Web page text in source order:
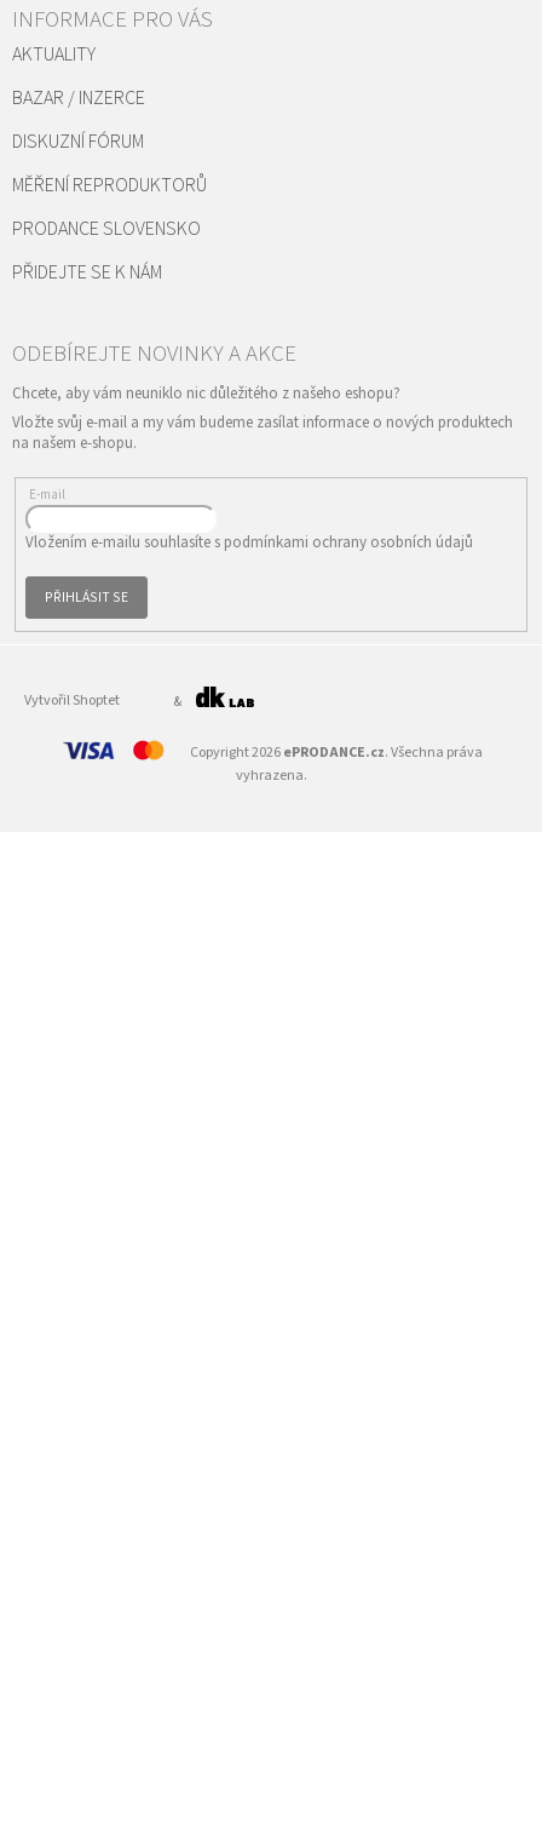
INFORMACE PRO VÁS
AKTUALITY
BAZAR / INZERCE
DISKUZNÍ FÓRUM
MĚŘENÍ REPRODUKTORŮ
PRODANCE SLOVENSKO
PŘIDEJTE SE K NÁM
Vložte svůj e-mail a my vám budeme zasílat informace o nových produktech
na našem e-shopu.
E-mail
Vložením e-mailu souhlasíte s podmínkami ochrany osobních údajů
PŘIHLÁSIT SE
Vytvořil Shoptet &
Copyright 2026ePRODANCE.cz. Všechna práva
vyhrazena.